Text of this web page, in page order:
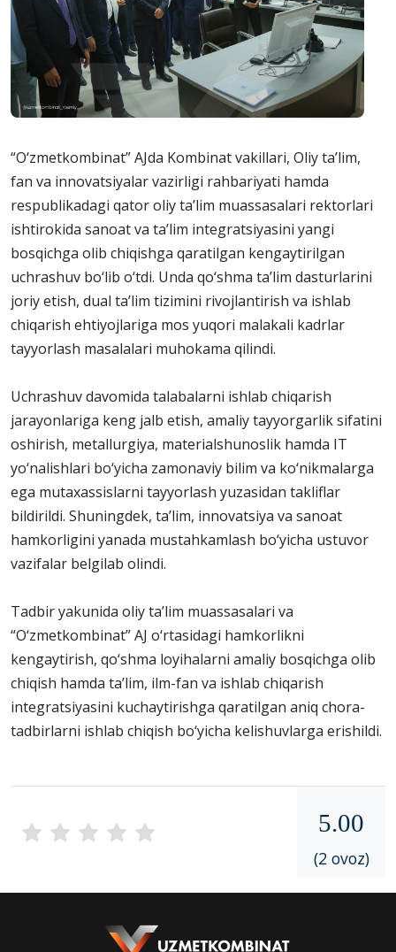
“O‘zmetkombinat” AJda Kombinat vakillari, Oliy ta’lim,
fan va innovatsiyalar vazirligi rahbariyati hamda
respublikadagi qator oliy ta’lim muassasalari rektorlari
ishtirokida sanoat va ta’lim integratsiyasini yangi
bosqichga olib chiqishga qaratilgan kengaytirilgan
uchrashuv bo‘lib o‘tdi. Unda qo‘shma ta’lim dasturlarini
joriy etish, dual ta’lim tizimini rivojlantirish va ishlab
chiqarish ehtiyojlariga mos yuqori malakali kadrlar
tayyorlash masalalari muhokama qilindi.
Uchrashuv davomida talabalarni ishlab chiqarish
jarayonlariga keng jalb etish, amaliy tayyorgarlik sifatini
oshirish, metallurgiya, materialshunoslik hamda IT
yo‘nalishlari bo‘yicha zamonaviy bilim va ko‘nikmalarga
ega mutaxassislarni tayyorlash yuzasidan takliflar
bildirildi. Shuningdek, ta’lim, innovatsiya va sanoat
hamkorligini yanada mustahkamlash bo‘yicha ustuvor
vazifalar belgilab olindi.
Tadbir yakunida oliy ta’lim muassasalari va
“O‘zmetkombinat” AJ o‘rtasidagi hamkorlikni
kengaytirish, qo‘shma loyihalarni amaliy bosqichga olib
chiqish hamda ta’lim, ilm-fan va ishlab chiqarish
integratsiyasini kuchaytirishga qaratilgan aniq chora-
tadbirlarni ishlab chiqish bo‘yicha kelishuvlarga erishildi.
5.00
(2 ovoz)